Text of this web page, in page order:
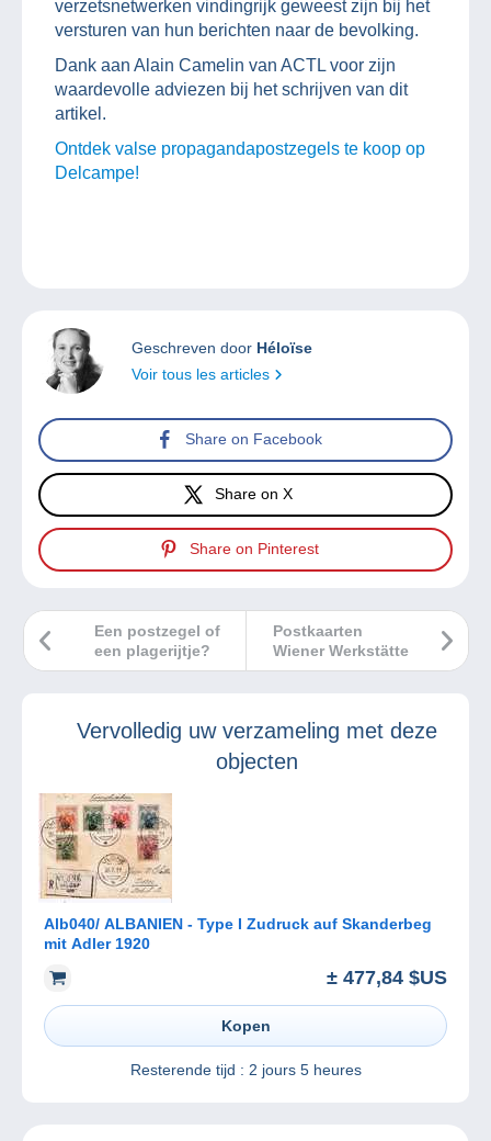
verzetsnetwerken vindingrijk geweest zijn bij het
versturen van hun berichten naar de bevolking.
Dank aan Alain Camelin van ACTL voor zijn
waardevolle adviezen bij het schrijven van dit
artikel.
Ontdek valse propagandapostzegels te koop op
Delcampe!
Geschreven door Héloïse
Voir tous les articles
Share on Facebook
Share on X
Share on Pinterest
Postkaarten
Wiener Werkstätte
Een postzegel of
een plagerijtje?
Vervolledig uw verzameling met deze
objecten
Alb040/ ALBANIEN - Type I Zudruck auf Skanderbeg
mit Adler 1920
± 477,84 $US
Kopen
Resterende tijd : 2 jours 5 heures